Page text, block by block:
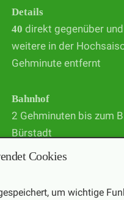
Details
40 direkt gegenüber
weitere in der
Gehminute entfernt
Bahnhof
2 Gehminuten bis zum
Bürstadt
Cookies
um wichtige